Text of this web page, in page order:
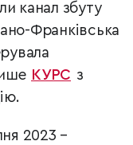
канал збуту
Франківська
КУРС з
2023 –